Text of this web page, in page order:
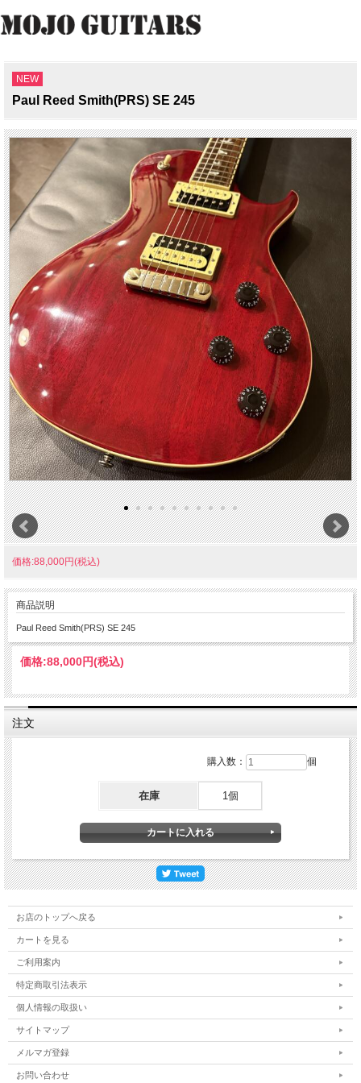
NEW
Paul Reed Smith(PRS) SE 245
価格:88,000円(税込)
商品説明
Paul Reed Smith(PRS) SE 245
価格:88,000円(税込)
注文
購入数： 個
在庫 1個
お店のトップへ戻る
カートを見る
ご利用案内
特定商取引法表示
個人情報の取扱い
サイトマップ
メルマガ登録
お問い合わせ